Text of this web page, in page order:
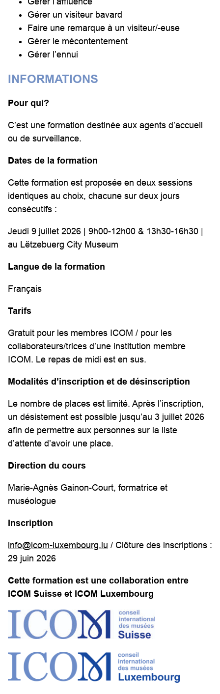
Gérer un visiteur bavard
Faire une remarque à un visiteur/-euse
Gérer le mécontentement
Gérer l’ennui
INFORMATIONS
Pour qui?
C’est une formation destinée aux agents d’accueil
ou de surveillance.
Dates de la formation
Cette formation est proposée en deux sessions
identiques au choix, chacune sur deux jours
consécutifs :
Jeudi 9 juillet 2026 | 9h00-12h00 & 13h30-16h30 |
au Lëtzebuerg City Museum
Langue de la formation
Français
Tarifs
Gratuit pour les membres ICOM / pour les
collaborateurs/trices d’une institution membre
ICOM. Le repas de midi est en sus.
Modalités d’inscription et de désinscription
Le nombre de places est limité. Après l’inscription,
un désistement est possible jusqu’au 3 juillet 2026
afin de permettre aux personnes sur la liste
d’attente d’avoir une place.
Direction du cours
Marie-Agnès Gainon-Court, formatrice et
muséologue
Inscription
info@icom-luxembourg.lu / Clôture des inscriptions :
29 juin 2026
Cette formation est une collaboration entre
ICOM Suisse et ICOM Luxembourg